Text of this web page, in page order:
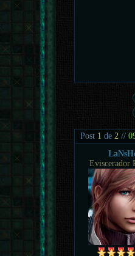
Post 1 de2 //
Eviscerador